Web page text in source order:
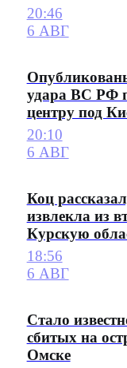
20:46
6 АВГ
удара ВС РФ
центру под
20:10
6 АВГ
Коц
извлекла из
Курскую
18:56
6 АВГ
Стало
сбитых на
Омске